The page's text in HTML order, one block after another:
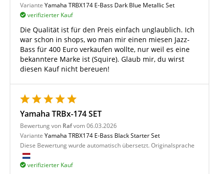
Variante Yamaha TRBX174 E-Bass Dark Blue Metallic Set
verifizierter Kauf
Die Qualität ist für den Preis einfach unglaublich. Ich
war schon in shops, wo man mir einen miesen Jazz-
Bass für 400 Euro verkaufen wollte, nur weil es eine
bekanntere Marke ist (Squire). Glaub mir, du wirst
diesen Kauf nicht bereuen!
Yamaha TRBx-174 SET
Bewertung von Rafvom 06.03.2026
Variante Yamaha TRBX174 E-Bass Black Starter Set
Diese Bewertung wurde automatisch übersetzt. Originalsprache
verifizierter Kauf